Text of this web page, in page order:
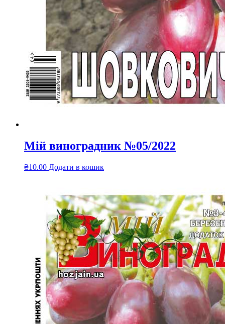
Мій виноградник №05/2022
₴10.00 Додати в кошик